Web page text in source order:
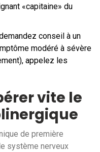
«capitaine» du
conseil à un
modéré à sévère
appelez les
vite le
de première
système nerveux